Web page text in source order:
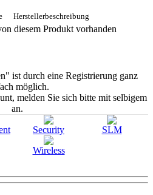
Herstellerbeschreibung
diesem Produkt vorhanden
ist durch eine Registrierung ganz
möglich.
melden Sie sich bitte mit selbigem
an.
Security
SLM
Wireless